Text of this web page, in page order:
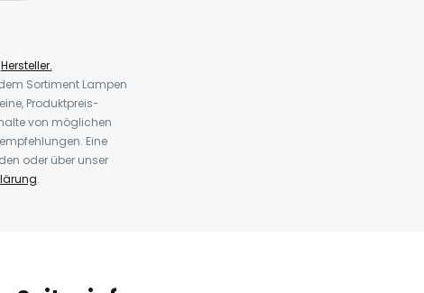
Hersteller.
Sortiment Lampen
Produktpreis-
von möglichen
Eine
oder über unser
.